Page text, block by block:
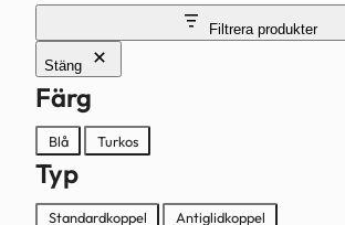
Filtrera produkter
Stäng
Färg
Färg
Blå Turkos
Typ
Typ
Standardkoppel Antiglidkoppel